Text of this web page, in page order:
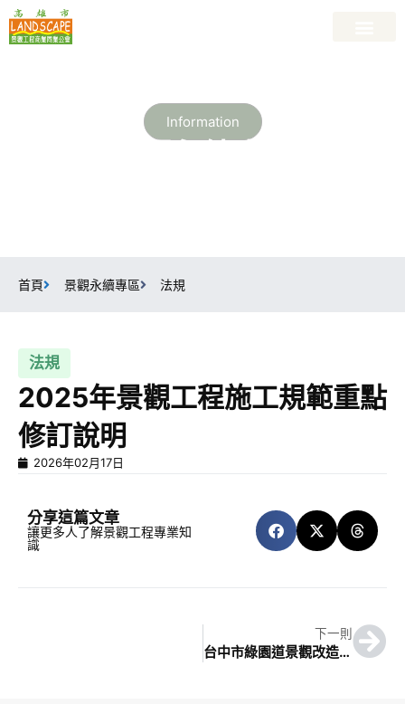
Information
首頁 景觀永續專區 法規
法規
2025年景觀工程施工規範重點
修訂說明
2026年02月17日
分享這篇文章
讓更多人了解景觀工程專業知
識
下一則
台中市綠園道景觀改造案例分享